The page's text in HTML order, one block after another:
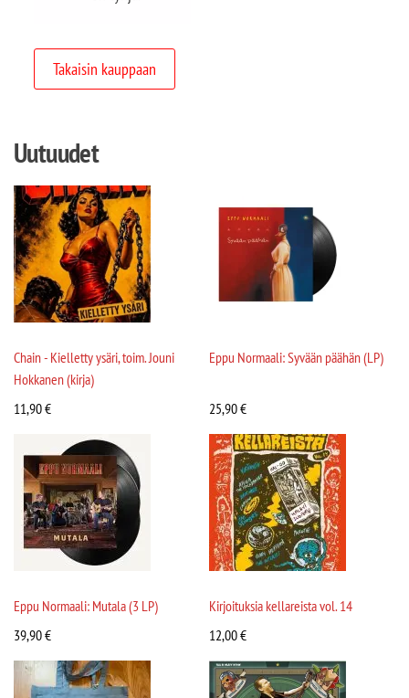
Takaisin kauppaan
Uutuudet
Chain - Kielletty ysäri, toim. Jouni
Hokkanen (kirja)
11,90€
Eppu Normaali: Syvään päähän (LP)
25,90€
Eppu Normaali: Mutala (3 LP)
39,90€
Kirjoituksia kellareista vol. 14
12,00€